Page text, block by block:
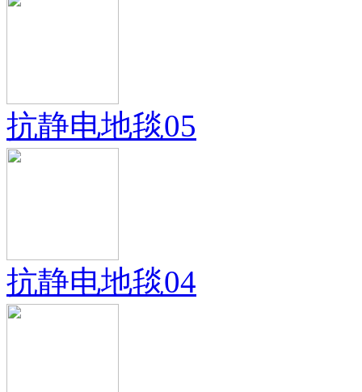
抗静电地毯05
抗静电地毯04